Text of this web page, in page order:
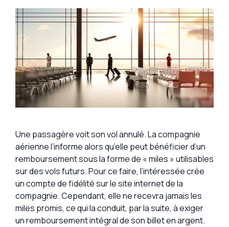
Une passagère voit son vol annulé. La compagnie
aérienne l’informe alors qu’elle peut bénéficier d’un
remboursement sous la forme de « miles » utilisables
sur des vols futurs. Pour ce faire, l’intéressée crée
un compte de fidélité sur le site internet de la
compagnie. Cependant, elle ne recevra jamais les
miles promis, ce qui la conduit, par la suite, à exiger
un remboursement intégral de son billet en argent.